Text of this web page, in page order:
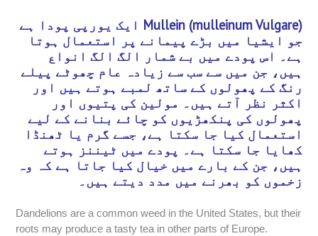
Mullein (mulleinum Vulgare) ایک یورپی پودا ہے
جو ایشیا میں بڑے پیمانے پر استعمال ہوتا
ہے۔ اس پودے میں بے شمار الگ الگ انواع
ہیں، جن میں سے سب سے زیادہ عام چھوٹے پیلے
رنگ کے پھولوں کے ساتھ لمبے ہوتے ہیں اور
اکثر نظر آتے ہیں۔ مولین کی پتیوں اور
پھولوں کی پنکھڑیوں کو چائے بنانے کے لیے
استعمال کیا جا سکتا ہے، جسے گرم یا ٹھنڈا
کھایا جا سکتا ہے۔ پودے میں ٹیننز ہوتے
ہیں، جن کے بارے میں خیال کیا جاتا ہے کہ وہ
زخموں کو بھرنے میں مدد دیتے ہیں۔
Dandelions are a common weed in the United States, but their
roots may produce a tasty tea in other parts of Europe.